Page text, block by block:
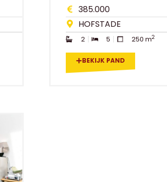
385.000
HOFSTADE
2 5 250 m2
BEKIJK PAND